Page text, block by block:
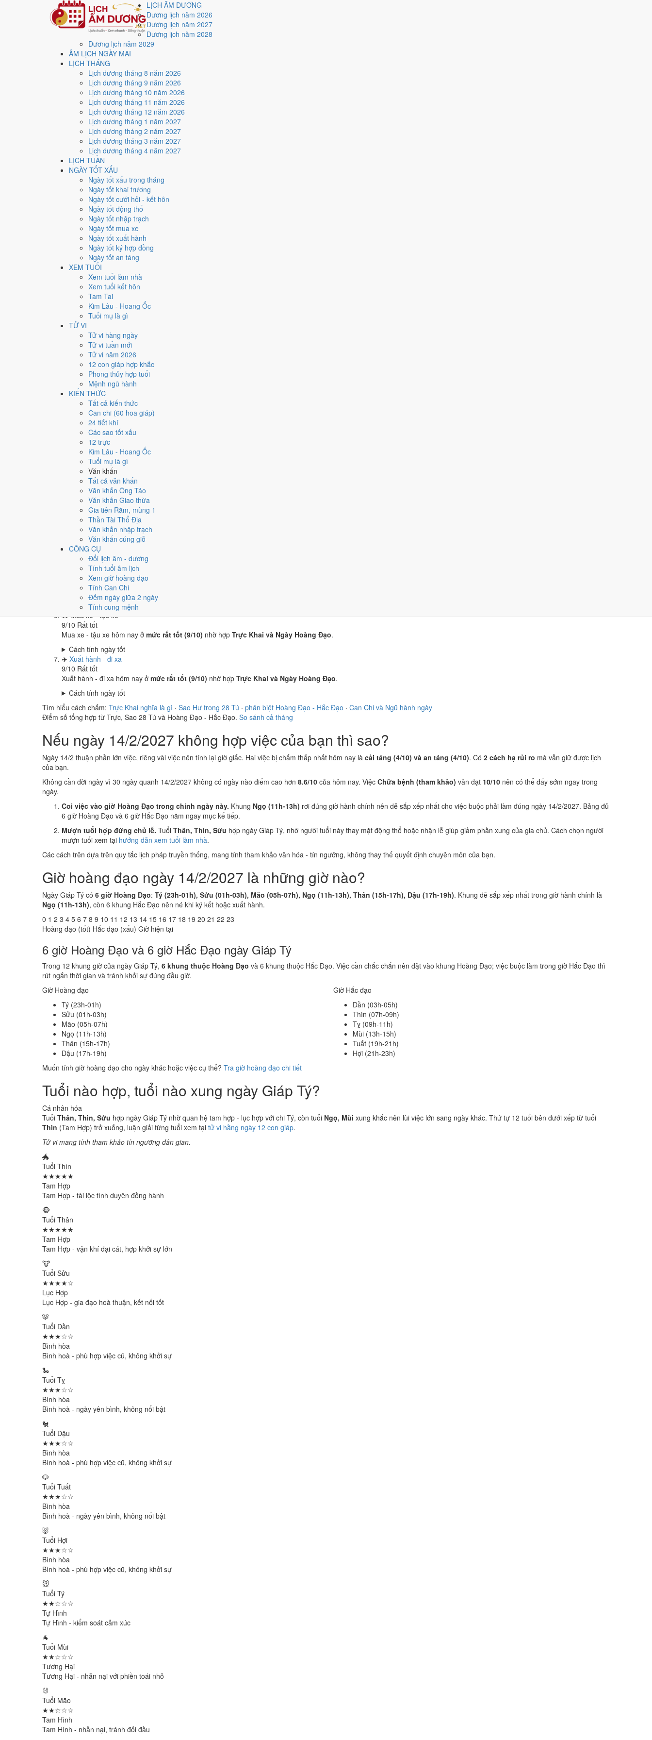
LỊCH ÂM DƯƠNG
Dương lịch năm 2026
Dương lịch năm 2027
Dương lịch năm 2028
Dương lịch năm 2029
ÂM LỊCH NGÀY MAI
LỊCH THÁNG
Lịch dương tháng 8 năm 2026
Lịch dương tháng 9 năm 2026
Lịch dương tháng 10 năm 2026
Lịch dương tháng 11 năm 2026
Lịch dương tháng 12 năm 2026
Lịch dương tháng 1 năm 2027
Lịch dương tháng 2 năm 2027
Lịch dương tháng 3 năm 2027
Lịch dương tháng 4 năm 2027
LỊCH TUẦN
NGÀY TỐT XẤU
Ngày tốt xấu trong tháng
Ngày tốt khai trương
Ngày tốt cưới hỏi - kết hôn
Ngày tốt động thổ
Ngày tốt nhập trạch
Ngày tốt mua xe
Ngày tốt xuất hành
Ngày tốt ký hợp đồng
Ngày tốt an táng
XEM TUỔI
Xem tuổi làm nhà
Xem tuổi kết hôn
Tam Tai
Kim Lâu - Hoang Ốc
Tuổi mụ là gì
TỬ VI
Tử vi hàng ngày
Tử vi tuần mới
Tử vi năm 2026
12 con giáp hợp khắc
Phong thủy hợp tuổi
Mệnh ngũ hành
KIẾN THỨC
Tất cả kiến thức
Can chi (60 hoa giáp)
24 tiết khí
Các sao tốt xấu
12 trực
Kim Lâu - Hoang Ốc
Tuổi mụ là gì
Văn khấn
Tất cả văn khấn
Văn khấn Ông Táo
Văn khấn Giao thừa
Gia tiên Rằm, mùng 1
Thần Tài Thổ Địa
Văn khấn nhập trạch
Văn khấn cúng giỗ
CÔNG CỤ
Đổi lịch âm - dương
Tính tuổi âm lịch
Xem giờ hoàng đạo
Tính Can Chi
Đếm ngày giữa 2 ngày
Tính cung mệnh
Trang chủ
Lịch năm 2027
Tháng 2/2027
Ngày 14/2/2027 (Giáp Tý)
Xem ngày14/2/2027
Ngày 14/2/2027 dương lịch (Chủ Nhật) là ngày 9/1/2027 âm lịch
điểm trung bình8.6/10cho các việc quan trọng. Giờ Hoàng Đạo trong ngày:
Ngày Dương
Ngày Âm
Tháng 2 năm 2027
Tháng 1 âm năm 2027
Nhâm Dần
Ngày Giáp Tý có TrựcKhai(ngày khai mở, bắt đầu mới) và gặp Sao
trương, ký kết.
Thân, Thìn, Sửuhợp ngày; tuổi
Ngày 14/2/2027 tốt hay xấu cho việc gì?
Ngày 14/2/2027 đạt8.6/10 trung bình cho 7 việc chính: cao nhất là
gặp Sao Thanh Long hoàng đạo nên điểm từng việc chênh nhau như bảng dưới.
💍
Cưới hỏi - đính hôn
Rất tốt
Cưới hỏi - đính hôn hôm nay ở
Cách tính ngày tốt
Khai trương - mở cửa hàng
Rất tốt
Khai trương - mở cửa hàng hôm nay ở
Cách tính ngày tốt
Ký hợp đồng - giao ước
Tốt
Ký hợp đồng - giao ước hôm nay ở
Cách tính ngày tốt
Động thổ - khởi công
Rất tốt
Động thổ - khởi công hôm nay ở
Cách tính ngày tốt
Nhập trạch - vào nhà mới
Rất tốt
Nhập trạch - vào nhà mới hôm nay ở
Cách tính ngày tốt
🚗Mua xe - tậu xe
9/10 Rất tốt
Mua xe - tậu xe hôm nay ở mức rất tốt (9/10) nhờ hợp Trực Khai và Ngày Hoàng Đạo.
Cách tính ngày tốt
✈️ Xuất hành - đi xa
9/10 Rất tốt
Xuất hành - đi xa hôm nay ở mức rất tốt (9/10) nhờ hợp Trực Khai và Ngày Hoàng Đạo.
Cách tính ngày tốt
Tìm hiểu cách chấm: Trực Khai nghĩa là gì · Sao Hư trong 28 Tú · phân biệt Hoàng Đạo - Hắc Đạo · Can Chi và Ngũ hành ngày
Điểm số tổng hợp từ Trực, Sao 28 Tú và Hoàng Đạo - Hắc Đạo. So sánh cả tháng
Nếu ngày 14/2/2027 không hợp việc của bạn thì sao?
Ngày 14/2 thuận phần lớn việc, riêng vài việc nên tính lại giờ giấc. Hai việc bị chấm thấp nhất hôm nay là cải táng (4/10) và an táng (4/10). Có 2 cách hạ rủi ro mà vẫn giữ được lịch
của bạn.
Không cần dời ngày vì 30 ngày quanh 14/2/2027 không có ngày nào điểm cao hơn 8.6/10 của hôm nay. Việc Chữa bệnh (tham khảo) vẫn đạt 10/10 nên có thể đẩy sớm ngay trong
ngày.
Coi việc vào giờ Hoàng Đạo trong chính ngày này. Khung Ngọ (11h-13h) rơi đúng giờ hành chính nên dễ sắp xếp nhất cho việc buộc phải làm đúng ngày 14/2/2027. Bảng đủ
6 giờ Hoàng Đạo và 6 giờ Hắc Đạo nằm ngay mục kế tiếp.
Mượn tuổi hợp đứng chủ lễ. Tuổi Thân, Thìn, Sửu hợp ngày Giáp Tý, nhờ người tuổi này thay mặt động thổ hoặc nhận lễ giúp giảm phần xung của gia chủ. Cách chọn người
mượn tuổi xem tại hướng dẫn xem tuổi làm nhà.
Các cách trên dựa trên quy tắc lịch pháp truyền thống, mang tính tham khảo văn hóa - tín ngưỡng, không thay thế quyết định chuyên môn của bạn.
Giờ hoàng đạo ngày 14/2/2027 là những giờ nào?
Ngày Giáp Tý có 6 giờ Hoàng Đạo: Tý (23h-01h), Sửu (01h-03h), Mão (05h-07h), Ngọ (11h-13h), Thân (15h-17h), Dậu (17h-19h). Khung dễ sắp xếp nhất trong giờ hành chính là
Ngọ (11h-13h), còn 6 khung Hắc Đạo nên né khi ký kết hoặc xuất hành.
0 1 2 3 4 5 6 7 8 9 10 11 12 13 14 15 16 17 18 19 20 21 22 23
Hoàng đạo (tốt) Hắc đạo (xấu) Giờ hiện tại
6 giờ Hoàng Đạo và 6 giờ Hắc Đạo ngày Giáp Tý
Trong 12 khung giờ của ngày Giáp Tý, 6 khung thuộc Hoàng Đạo và 6 khung thuộc Hắc Đạo. Việc cần chắc chắn nên đặt vào khung Hoàng Đạo; việc buộc làm trong giờ Hắc Đạo thì
rút ngắn thời gian và tránh khởi sự đúng đầu giờ.
Giờ Hoàng đạo
Tý (23h-01h)
Sửu (01h-03h)
Mão (05h-07h)
Ngọ (11h-13h)
Thân (15h-17h)
Dậu (17h-19h)
Giờ Hắc đạo
Dần (03h-05h)
Thìn (07h-09h)
Tỵ (09h-11h)
Mùi (13h-15h)
Tuất (19h-21h)
Hợi (21h-23h)
Muốn tính giờ hoàng đạo cho ngày khác hoặc việc cụ thể? Tra giờ hoàng đạo chi tiết
Tuổi nào hợp, tuổi nào xung ngày Giáp Tý?
Cá nhân hóa
Tuổi Thân, Thìn, Sửu hợp ngày Giáp Tý nhờ quan hệ tam hợp - lục hợp với chi Tý, còn tuổi Ngọ, Mùi xung khắc nên lùi việc lớn sang ngày khác. Thứ tự 12 tuổi bên dưới xếp từ tuổi
Thìn (Tam Hợp) trở xuống, luận giải từng tuổi xem tại tử vi hằng ngày 12 con giáp.
Tử vi mang tính tham khảo tín ngưỡng dân gian.
🐲
Tuổi Thìn
★★★★★
Tam Hợp
Tam Hợp - tài lộc tình duyên đồng hành
🐵
Tuổi Thân
★★★★★
Tam Hợp
Tam Hợp - vận khí đại cát, hợp khởi sự lớn
🐮
Tuổi Sửu
★★★★☆
Lục Hợp
Lục Hợp - gia đạo hoà thuận, kết nối tốt
🐯
Tuổi Dần
★★★☆☆
Bình hòa
Bình hoà - phù hợp việc cũ, không khởi sự
🐍
Tuổi Tỵ
★★★☆☆
Bình hòa
Bình hoà - ngày yên bình, không nổi bật
🐔
Tuổi Dậu
★★★☆☆
Bình hòa
Bình hoà - phù hợp việc cũ, không khởi sự
🐶
Tuổi Tuất
★★★☆☆
Bình hòa
Bình hoà - ngày yên bình, không nổi bật
🐷
Tuổi Hợi
★★★☆☆
Bình hòa
Bình hoà - phù hợp việc cũ, không khởi sự
🐭
Tuổi Tý
★★☆☆☆
Tự Hình
Tự Hình - kiểm soát cảm xúc
🐐
Tuổi Mùi
★★☆☆☆
Tương Hại
Tương Hại - nhẫn nại với phiền toái nhỏ
🐰
Tuổi Mão
★★☆☆☆
Tam Hình
Tam Hình - nhẫn nại, tránh đối đầu